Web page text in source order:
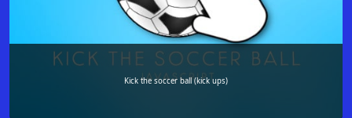
Kick the soccer ball (kick ups)